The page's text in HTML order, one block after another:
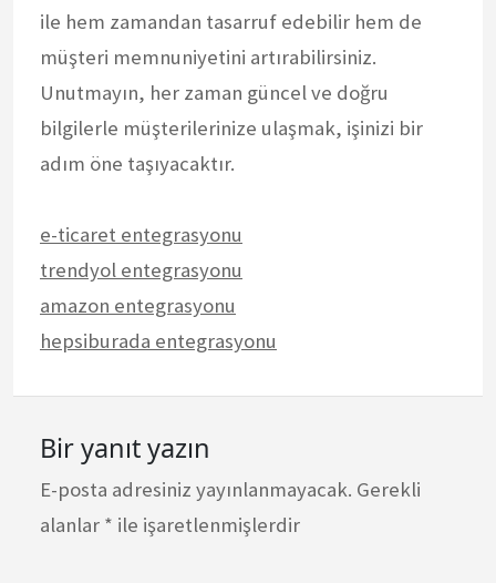
ile hem zamandan tasarruf edebilir hem de
müşteri memnuniyetini artırabilirsiniz.
Unutmayın, her zaman güncel ve doğru
bilgilerle müşterilerinize ulaşmak, işinizi bir
adım öne taşıyacaktır.
e-ticaret entegrasyonu
trendyol entegrasyonu
amazon entegrasyonu
hepsiburada entegrasyonu
Bir yanıt yazın
E-posta adresiniz yayınlanmayacak. Gerekli
alanlar * ile işaretlenmişlerdir